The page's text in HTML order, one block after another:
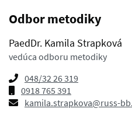
Odbor metodiky
PaedDr. Kamila Strapková
vedúca odboru metodiky
048/32 26 319
0918 765 391
kamila.strapkova@russ-